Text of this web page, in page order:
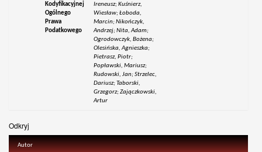
Kodyfikacyjnej
Ogólnego
Prawa
Podatkowego
Ireneusz; Kuśnierz,
Wiesław; Łoboda,
Marcin; Nikończyk,
Andrzej; Nita, Adam;
Ogrodowczyk, Bożena;
Olesińska, Agnieszka;
Pietrasz, Piotr;
Popławski, Mariusz;
Rudowski, Jan; Strzelec,
Dariusz; Taborski,
Grzegorz; Zajączkowski,
Artur
Odkryj
Autor